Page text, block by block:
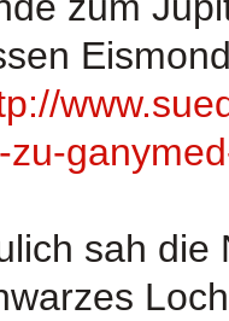
zu-
sah die